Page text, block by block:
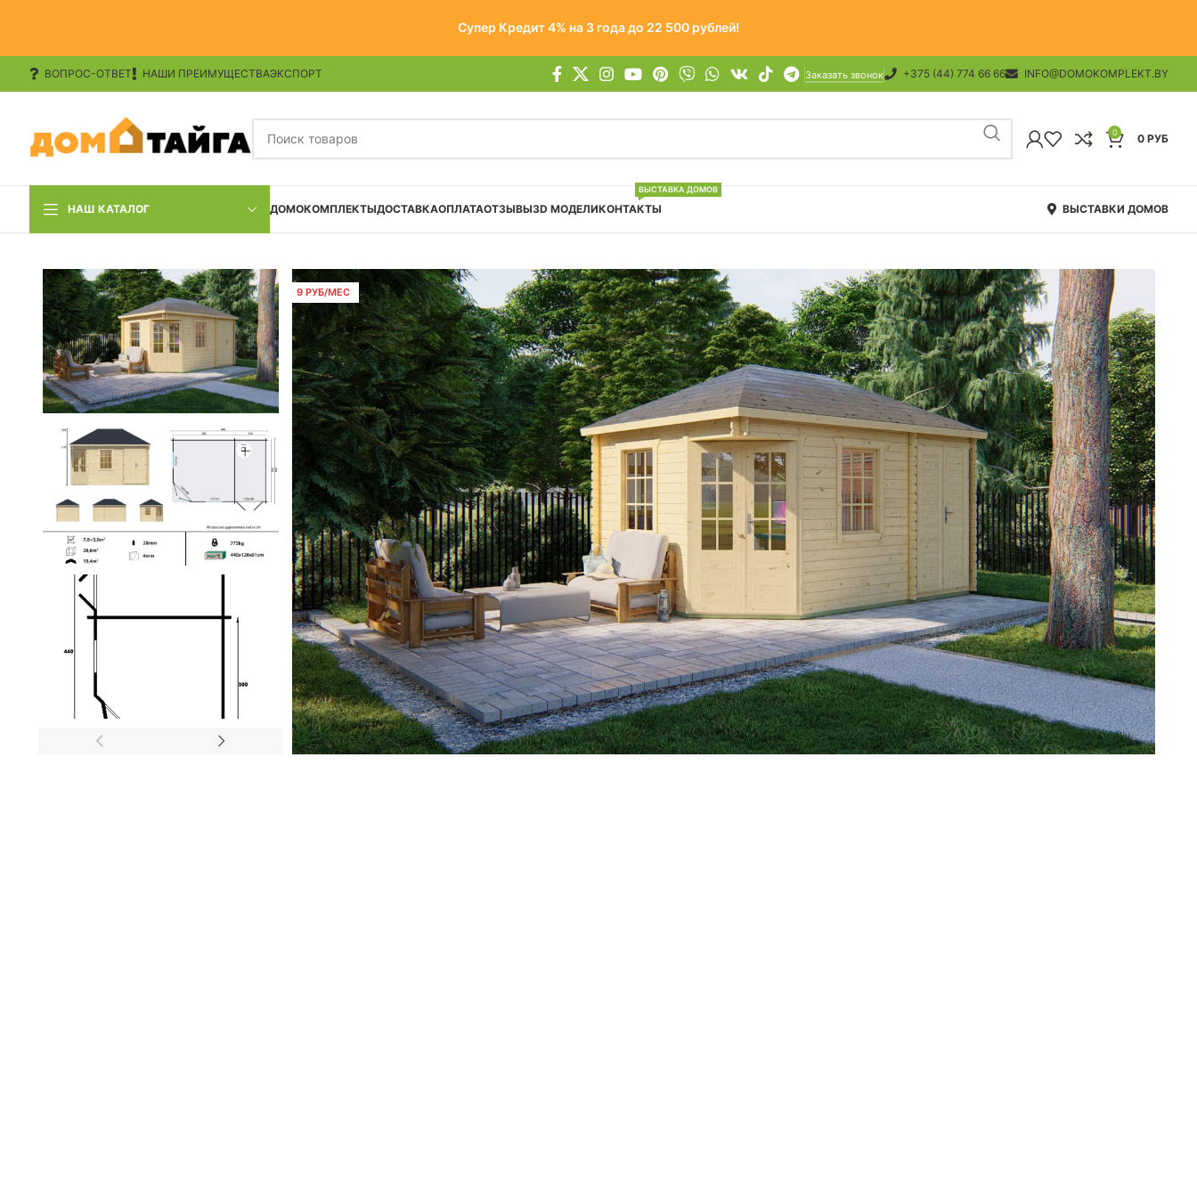
Супер Кредит 4% на 3 года до 22 500 рублей!
ВОПРОС-ОТВЕТ НАШИ ПРЕИМУЩЕСТВАЭКСПОРТ Заказать звонок +375 (44) 774 66 66 INFO@DOMOKOMPLEKT.BY
0 0 РУБ
НАШ КАТАЛОГ ДОМОКОМПЛЕКТЫДОСТАВКАОПЛАТАОТЗЫВЫ3D МОДЕЛИКОНТАКТЫ
ВЫСТАВКА ДОМОВ
ВЫСТАВКИ ДОМОВ
9 РУБ/МЕС